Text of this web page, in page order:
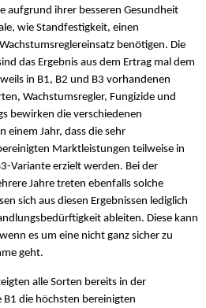
aufgrund ihrer besseren Gesundheit
wie Standfestigkeit, einen
benötigen. Die
das Ergebnis aus dem Ertrag mal dem
in B1, B2 und B3 vorhandenen
Wachstumsregler, Fungizide und
bewirken die verschiedenen
einem Jahr, dass die sehr
Marktleistungen teilweise in
Variante erzielt werden. Bei der
Jahre treten ebenfalls solche
sich aus diesen Ergebnissen lediglich
ableiten. Diese kann
es um eine nicht ganz sicher zu
geht.
alle Sorten bereits in der
die höchsten bereinigten